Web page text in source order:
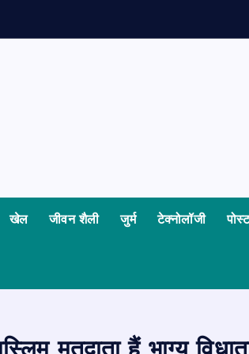
खेल जीवन शैली जुर्म टेक्नोलॉजी